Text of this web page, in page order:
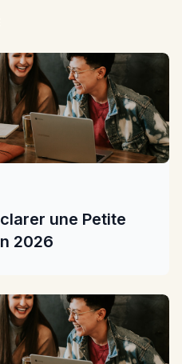
une Petite
2026